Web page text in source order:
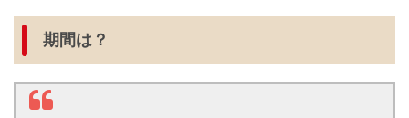
期間は？